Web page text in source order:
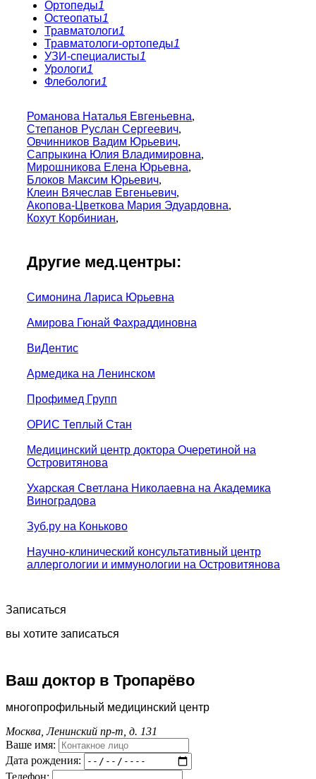
Ортопеды1
Остеопаты1
Травматологи1
Травматологи-ортопеды1
УЗИ-специалисты1
Урологи1
Флебологи1
Романова Наталья Евгеньевна,
Степанов Руслан Сергеевич,
Овчинников Вадим Юрьевич,
Сапрыкина Юлия Владимировна,
Мирошникова Елена Юрьевна,
Блоков Максим Юрьевич,
Клеин Вячеслав Евгеньевич,
Акопова-Цветкова Мария Эдуардовна,
Кохут Корбиниан,
Другие мед.центры:
Симонина Лариса Юрьевна
Амирова Гюнай Фахраддиновна
ВиДентис
Армедика на Ленинском
Профимед Групп
ОРИС Теплый Стан
Медицинский центр доктора Очеретиной на
Островитянова
Ухарская Светлана Николаевна на Академика
Виноградова
Зуб.ру на Коньково
Научно-клинический консультативный центр
аллергологии и иммунологии на Островитянова
Записаться
вы хотите записаться
Ваш доктор в Тропарёво
многопрофильный медицинский центр
Москва, Ленинский пр-т, д. 131
Ваше имя:
Дата рождения:
Телефон: